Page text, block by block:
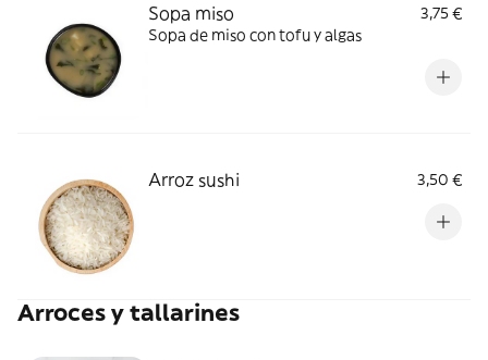
Sopa miso
3,75 €
Sopa de miso con tofu y algas
Arroz sushi 3,50 €
Arroces y tallarines